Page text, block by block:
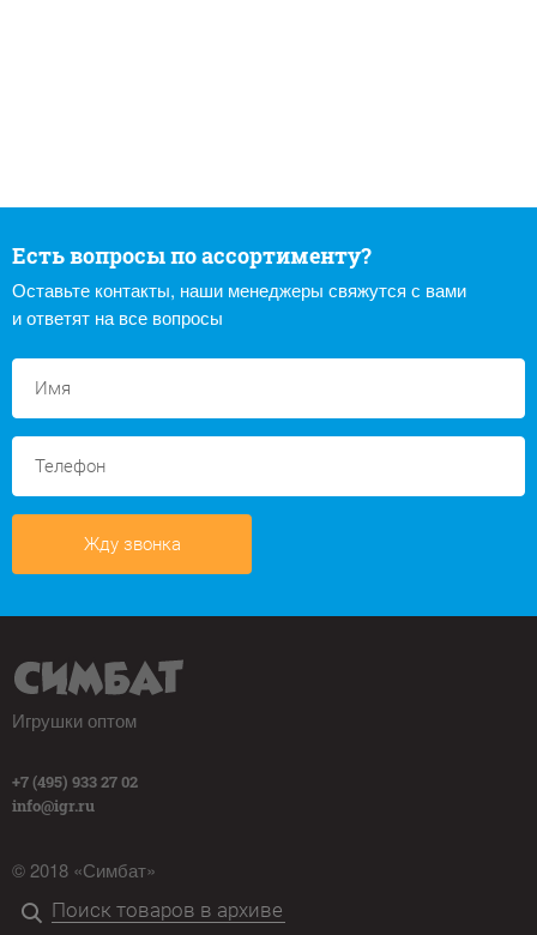
Есть вопросы по ассортименту?
Оставьте контакты, наши менеджеры свяжутся с вами
и ответят на все вопросы
Жду звонка
Игрушки оптом
+7 (495) 933 27 02
info@igr.ru
© 2018 «Симбат»